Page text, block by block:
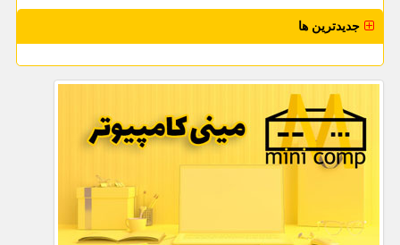
جدیدترین ها